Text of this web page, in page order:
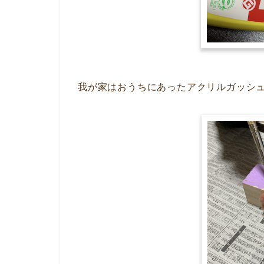
我が家はおうちにあったアクリルガッシ